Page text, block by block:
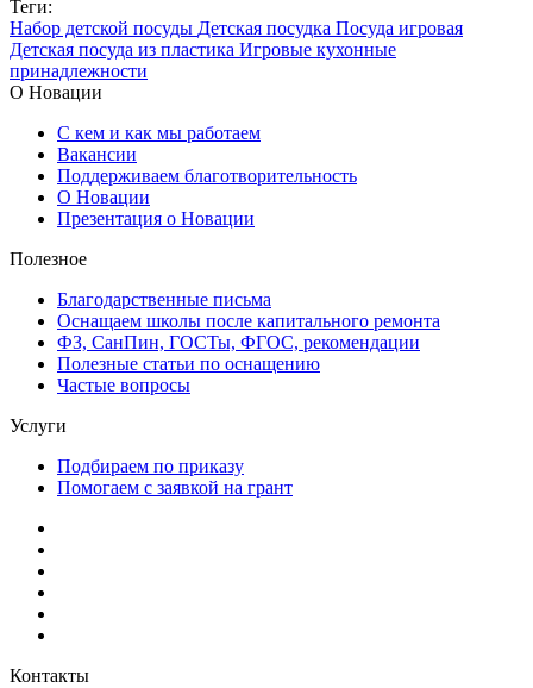
Теги:
Набор детской посуды Детская посудка Посуда игровая
Детская посуда из пластика Игровые кухонные
принадлежности
О Новации
С кем и как мы работаем
Вакансии
Поддерживаем благотворительность
О Новации
Презентация о Новации
Полезное
Благодарственные письма
Оснащаем школы после капитального ремонта
ФЗ, СанПин, ГОСТы, ФГОС, рекомендации
Полезные статьи по оснащению
Частые вопросы
Услуги
Подбираем по приказу
Помогаем с заявкой на грант
Контакты